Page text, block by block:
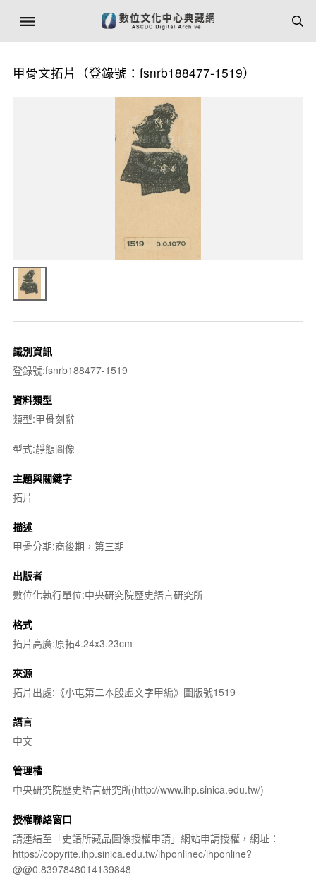
甲骨文拓片（登錄號：fsnrb188477-1519）
識別資訊
登錄號:fsnrb188477-1519
資料類型
類型:甲骨刻辭
型式:靜態圖像
主題與關鍵字
拓片
描述
甲骨分期:商後期，第三期
出版者
數位化執行單位:中央研究院歷史語言研究所
格式
拓片高廣:原拓4.24x3.23cm
來源
拓片出處:《小屯第二本殷虛文字甲編》圖版號1519
語言
中文
管理權
中央研究院歷史語言研究所(http://www.ihp.sinica.edu.tw/)
授權聯絡窗口
請連結至「史語所藏品圖像授權申請」網站申請授權，網址：
https://copyrite.ihp.sinica.edu.tw/ihponlinec/ihponline?
@@0.8397848014139848